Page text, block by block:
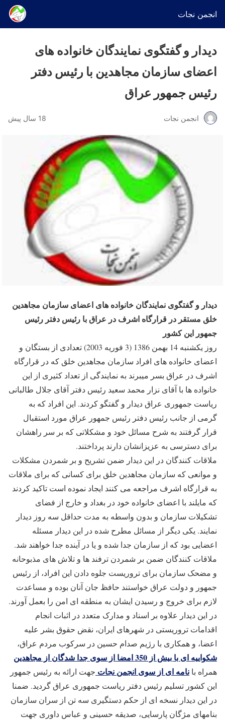
انجمن نجات
دیدار و گفتگوی نمایندگان خانواده های
اعضای سازمان مجاهدین با رئیس دفتر
رئیس جمهور عراق
انجمن نجات 18 سال پیش
دیدار و گفتگوی نمایندگان خانواده های اعضای سازمان مجاهدین
خلق مستقر در قرارگاه اشرف در عراق با رئیس دفتر رئیس
جمهور این کشور
روز یکشنبه 14 بهمن 1386 (3 فوریه 2003) تعدادی از بستگان و
اعضای خانواده های افراد سازمان مجاهدین خلق که در قرارگاه
اشرف در عراق بسر میبرند به نمایندگی از تعداد کثیری از این
خانواده ها با آقای نزار محمد سعید رئیس دفتر آقای جلال طالبانی
ریاست جمهوری عراق دیدار و گفتگو کردند. این افراد که به
گرمی از جانب رئیس دفتر رئیس جمهور عراق مورد استقبال
قرار گرفتند به شرح مسائل خود و مشکلاتی که بر سر راهشان
برای دسترسی به عزیزانشان دارند پرداختند.
ملاقات کنندگان در این دیدار ضمن تشریح و بر شمردن مشکلات
و موانعی که سازمان مجاهدین خلق برای کسانی که برای ملاقات
به قرارگاه اشرف مراجعه می کنند ایجاد نموده است تاکید کردند
که مایلند با اعضای خانواده خود در بغداد و خارج از فضای
تشکیلات سازمان و بدون واسطه به مدت حداقل سه روز دیدار
نمایند. یکی دیگر از مسائل مطرح شده در این دیدار مسئله
اعضایی بود که از سازمان جدا شده و یا در آینده جدا خواهند شد.
ملاقات کنندگان ضمن بر شمردن ترفند ها و تلاش های مذبوحانه
و مضحک سازمان برای تروریست جلوه دادن این افراد، از رئیس
جمهور و دولت عراق خواستند حافظ جان آنان بوده و مساعدت
لازم برای خروج و رسیدن ایشان به منطقه ای امن را بعمل آورند.
در این دیدار علاوه بر اسناد و مدارک متعدد در اثبات انجام
اقدامات تروریستی در شهرهای ایران، نقض حقوق بشر علیه
اعضا، و همکاری با رژیم صدام حسین در سرکوب مردم عراق،
شکواییه ای با بیش از 350 امضا از سوی جدا شدگان از مجاهدین
همراه با نامه ای از سوی انجمن نجات جهت ارائه به رئیس جمهور
این کشور تسلیم رئیس دفتر ریاست جمهوری عراق گردید. ضمنا
در این دیدار نسخه ای از حکم دستگیری سه تن از سران سازمان
بنامهای مژگان پارسایی، صدیقه حسینی و عباس داوری جهت